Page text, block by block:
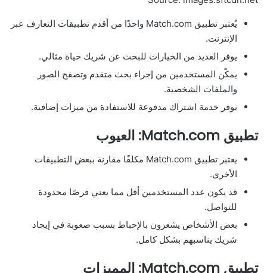
يُعتبر تطبيق Match.com واحدًا من أقدم تطبيقات التعارف عبر
الإنترنت.
يوفر العديد من الخيارات للبحث عن شريك حياة مثالي.
يمكّن المستخدمين من إجراء بحث متقدم وتصفح الصور
والملفات الشخصية.
يوفر خدمة اشتراك مدفوعة للاستفادة من ميزات إضافية.
تطبيق Match.com: العيوب
يعتبر تطبيق Match.com مكلفًا مقارنة ببعض التطبيقات
الأخرى.
قد يكون عدد المستخدمين أقل مما يعني فرصًا محدودة
للتواصل.
بعض الأشخاص يشعرون بالإحباط بسبب صعوبة في إيجاد
شريك يناسبهم بشكل كامل.
تطبيق Match.com: المميزات